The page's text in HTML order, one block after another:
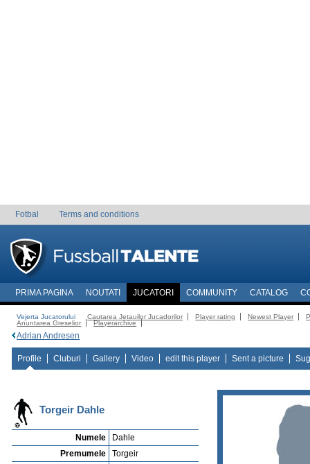
Fotbal Terms and conditions
PRIMA PAGINA NOUTATI JUCATORI COMMUNITY CATALOG
Vejerta Jucatorului Cautarea Jetauilor Jucadorilor Player rating Newest Player
Anuntarea Greselior
Playerarchive
Adrian Andresen
Profile Cluburi Gallery Video edit this player Sent a picture
Torgeir Dahle
Numele
Dahle
Premumele
Torgeir